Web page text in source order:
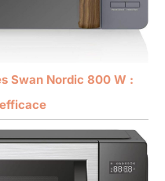
Swan Nordic 800 W :